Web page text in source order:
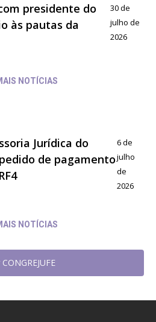
presidente do
às pautas da
30 de
julho de
2026
NOTÍCIAS
Jurídica do
de pagamento
6 de
julho
de
2026
NOTÍCIAS
CONGREJUFE